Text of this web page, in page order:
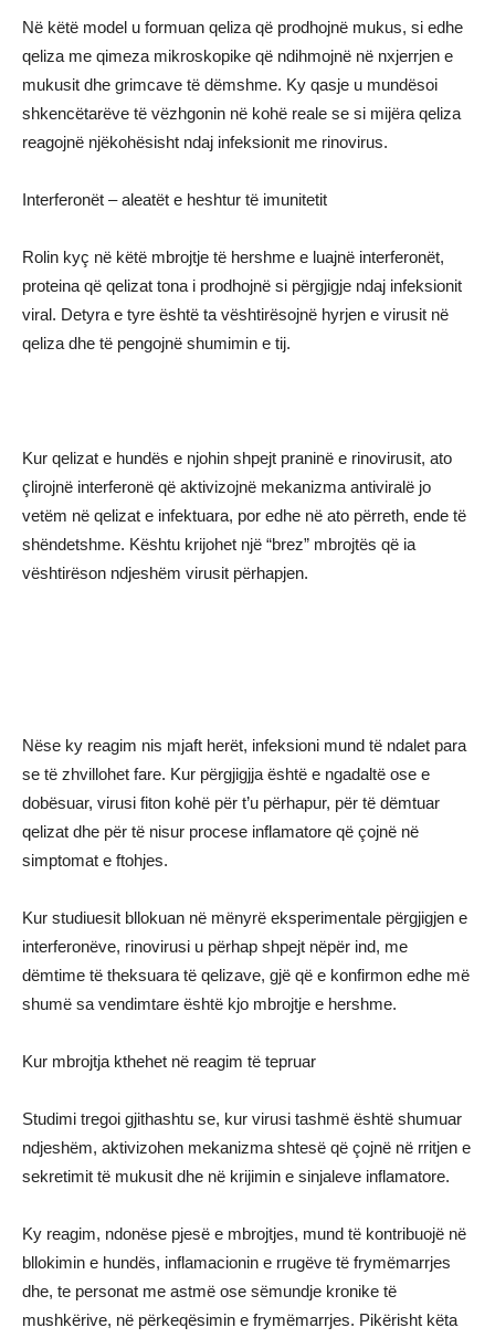
Në këtë model u formuan qeliza që prodhojnë mukus, si edhe
qeliza me qimeza mikroskopike që ndihmojnë në nxjerrjen e
mukusit dhe grimcave të dëmshme. Ky qasje u mundësoi
shkencëtarëve të vëzhgonin në kohë reale se si mijëra qeliza
reagojnë njëkohësisht ndaj infeksionit me rinovirus.
Interferonët – aleatët e heshtur të imunitetit
Rolin kyç në këtë mbrojtje të hershme e luajnë interferonët,
proteina që qelizat tona i prodhojnë si përgjigje ndaj infeksionit
viral. Detyra e tyre është ta vështirësojnë hyrjen e virusit në
qeliza dhe të pengojnë shumimin e tij.
Kur qelizat e hundës e njohin shpejt praninë e rinovirusit, ato
çlirojnë interferonë që aktivizojnë mekanizma antiviralë jo
vetëm në qelizat e infektuara, por edhe në ato përreth, ende të
shëndetshme. Kështu krijohet një “brez” mbrojtës që ia
vështirëson ndjeshëm virusit përhapjen.
Nëse ky reagim nis mjaft herët, infeksioni mund të ndalet para
se të zhvillohet fare. Kur përgjigjja është e ngadaltë ose e
dobësuar, virusi fiton kohë për t’u përhapur, për të dëmtuar
qelizat dhe për të nisur procese inflamatore që çojnë në
simptomat e ftohjes.
Kur studiuesit bllokuan në mënyrë eksperimentale përgjigjen e
interferonëve, rinovirusi u përhap shpejt nëpër ind, me
dëmtime të theksuara të qelizave, gjë që e konfirmon edhe më
shumë sa vendimtare është kjo mbrojtje e hershme.
Kur mbrojtja kthehet në reagim të tepruar
Studimi tregoi gjithashtu se, kur virusi tashmë është shumuar
ndjeshëm, aktivizohen mekanizma shtesë që çojnë në rritjen e
sekretimit të mukusit dhe në krijimin e sinjaleve inflamatore.
Ky reagim, ndonëse pjesë e mbrojtjes, mund të kontribuojë në
bllokimin e hundës, inflamacionin e rrugëve të frymëmarrjes
dhe, te personat me astmë ose sëmundje kronike të
mushkërive, në përkeqësimin e frymëmarrjes. Pikërisht këta